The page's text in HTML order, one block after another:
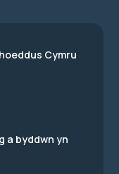
Cymru
a byddwn yn